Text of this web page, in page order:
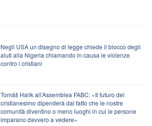
Negli USA un disegno di legge chiede il blocco degli
aiuti alla Nigeria chiamando in causa le violenze
contro i cristiani
Tomáš Halík all’Assemblea FABC: «Il futuro del
cristianesimo dipenderà dal fatto che le nostre
comunità diventino o meno luoghi in cui le persone
imparano davvero a vedere»